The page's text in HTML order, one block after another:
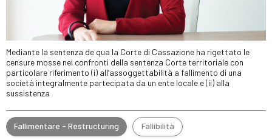
Mediante la sentenza de qua la Corte di Cassazione ha rigettato le
censure mosse nei confronti della sentenza Corte territoriale con
particolare riferimento (i) all’assoggettabilità a fallimento di una
società integralmente partecipata da un ente locale e (ii) alla
sussistenza
Fallimentare - Restructuring Fallibilità